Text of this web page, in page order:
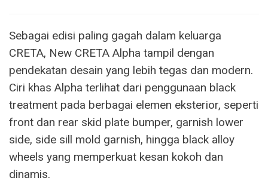
Sebagai edisi paling gagah dalam keluarga
CRETA, New CRETA Alpha tampil dengan
pendekatan desain yang lebih tegas dan modern.
Ciri khas Alpha terlihat dari penggunaan black
treatment pada berbagai elemen eksterior, seperti
front dan rear skid plate bumper, garnish lower
side, side sill mold garnish, hingga black alloy
wheels yang memperkuat kesan kokoh dan
dinamis.